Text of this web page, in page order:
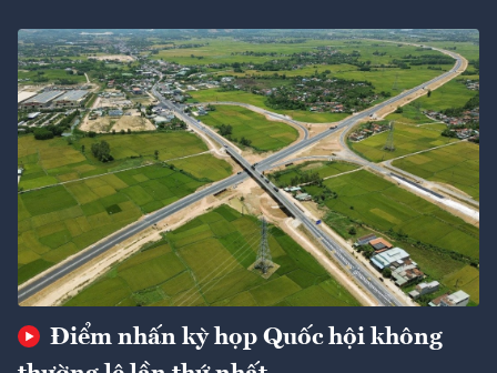
Điểm nhấn kỳ họp Quốc hội không